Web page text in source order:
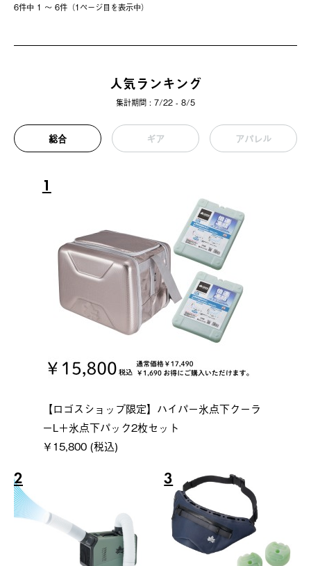
6件中 1 〜 6件（1ページ⽬を表⽰中）
人気ランキング
集計期間 : 7/22 - 8/5
総合 ギア アパレル
1
【ロゴスショップ限定】ハイパー氷点下クーラ
ーL＋氷点下パック2枚セット
￥15,800 (税込)
2 3